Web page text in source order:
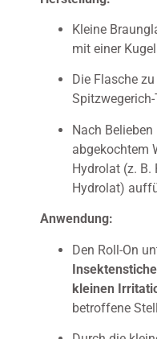
Kleine
mit einer
Die Flasche
Nach
abgekochtem
Hydrolat (z. B.
Hydrolat)
Anwendung:
Den Roll-On
kleinen
betroffene